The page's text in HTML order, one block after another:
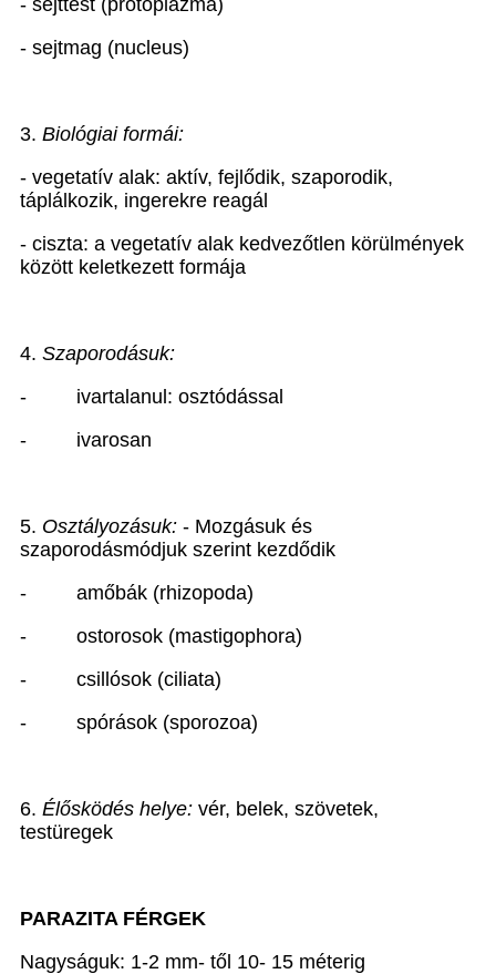
- sejttest (protoplazma)
- sejtmag (nucleus)
3. Biológiai formái:
- vegetatív alak: aktív, fejlődik, szaporodik,
táplálkozik, ingerekre reagál
- ciszta: a vegetatív alak kedvezőtlen körülmények
között keletkezett formája
4. Szaporodásuk:
-
ivartalanul: osztódással
-
ivarosan
5. Osztályozásuk: - Mozgásuk és
szaporodásmódjuk szerint kezdődik
-
amőbák (rhizopoda)
-
ostorosok (mastigophora)
-
csillósok (ciliata)
-
spórások (sporozoa)
6. Élősködés helye: vér, belek, szövetek,
testüregek
PARAZITA FÉRGEK
Nagyságuk: 1-2 mm- től 10- 15 méterig